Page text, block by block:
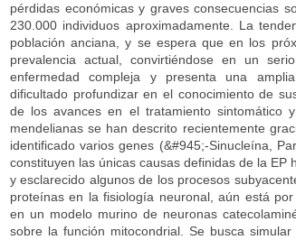
pérdidas económicas y graves consecuencias
230.000 individuos aproximadamente. La
población anciana, y se espera que en los
prevalencia actual, convirtiéndose en un
enfermedad compleja y presenta una
dificultado profundizar en el conocimiento de
de los avances en el tratamiento sintomático
mendelianas se han descrito recientemente
identificado varios genes (&#945;-Sinucleína,
constituyen las únicas causas definidas de la
y esclarecido algunos de los procesos
proteínas en la fisiología neuronal, aún está
en un modelo murino de neuronas
sobre la función mitocondrial. Se busca